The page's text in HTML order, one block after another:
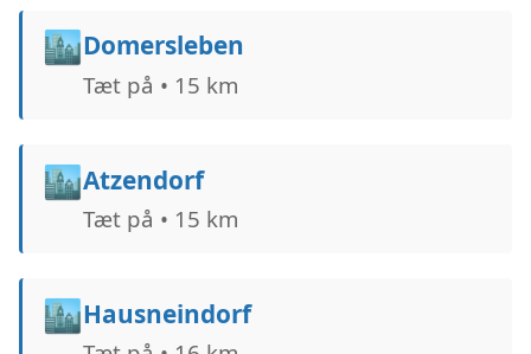
🏙️Domersleben
Tæt på • 15 km
🏙️Atzendorf
Tæt på • 15 km
🏙️Hausneindorf